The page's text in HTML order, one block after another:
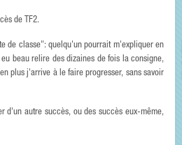
de TF2.
de classe": quelqu'un pourrait m'expliquer en
beau relire des dizaines de fois la consigne,
plus j'arrive à le faire progresser, sans savoir
d'un autre succès, ou des succès eux-même,